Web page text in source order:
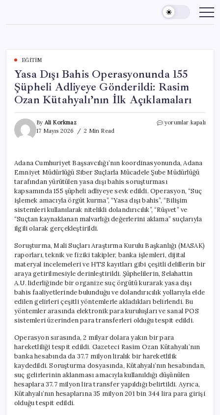
content
EĞITIM
Yasa Dışı Bahis Operasyonunda 155
Şüpheli Adliyeye Gönderildi: Rasim
Ozan Kütahyalı’nın İlk Açıklamaları
By Ali Korkmaz
17 Mayıs 2026
2 Min Read
Yasa
Şüpheli
Adliyeye
Gönderildi:
Rasim
Ozan
Kütahyalı’nın
İlk
Açıklamaları
yorumlar kapalı
Adana Cumhuriyet Başsavcılığı’nın koordinasyonunda, Adana
Emniyet Müdürlüğü Siber Suçlarla Mücadele Şube Müdürlüğü
tarafından yürütülen yasa dışı bahis soruşturması
kapsamında 155 şüpheli adliyeye sevk edildi. Operasyon, “Suç
işlemek amacıyla örgüt kurma”, “Yasa dışı bahis”, “Bilişim
sistemleri kullanılarak nitelikli dolandırıcılık”, “Rüşvet” ve
“Suçtan kaynaklanan malvarlığı değerlerini aklama” suçlarıyla
ilgili olarak gerçekleştirildi.
Soruşturma, Mali Suçları Araştırma Kurulu Başkanlığı (MASAK)
raporları, teknik ve fiziki takipler, banka işlemleri, dijital
materyal incelemeleri ve HTS kayıtları gibi çeşitli delillerin bir
araya getirilmesiyle derinleştirildi. Şüphelilerin, Selahattin
A.U. liderliğinde bir organize suç örgütü kurarak yasa dışı
bahis faaliyetlerinde bulunduğu ve dolandırıcılık yollarıyla elde
edilen gelirleri çeşitli yöntemlerle akladıkları belirlendi. Bu
yöntemler arasında elektronik para kuruluşları ve sanal POS
sistemleri üzerinden para transferleri olduğu tespit edildi.
Operasyon sırasında, 2 milyar dolara yakın bir para
hareketliliği tespit edildi. Gazeteci Rasim Ozan Kütahyalı’nın
banka hesabında da 37.7 milyon liralık bir hareketlilik
kaydedildi. Soruşturma dosyasında, Kütahyalı’nın hesabından,
suç gelirlerinin aklanması amacıyla kullanıldığı düşünülen
hesaplara 37.7 milyon lira transfer yapıldığı belirtildi. Ayrıca,
Kütahyalı’nın hesaplarına 35 milyon 201 bin 344 lira para girişi
olduğu tespit edildi.